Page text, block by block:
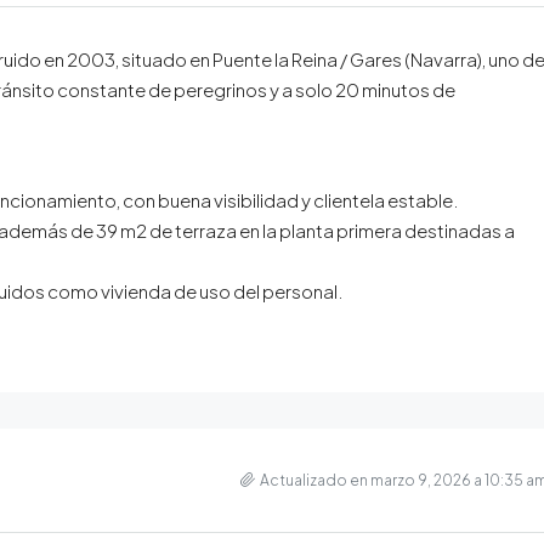
en 2003, situado en Puente la Reina / Gares (Navarra), uno de
constante de peregrinos y a solo 20 minutos de
con buena visibilidad y clientela estable.
de 39 m2 de terraza en la planta primera destinadas a
como vivienda de uso del personal.
Actualizado en marzo 9, 2026 a 10:35